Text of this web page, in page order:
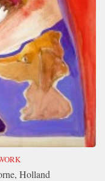
Holland